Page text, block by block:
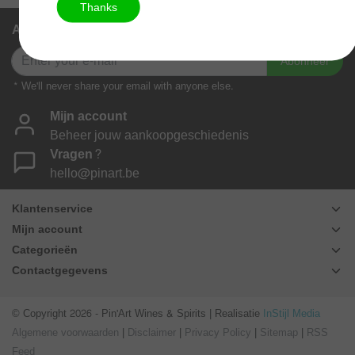
Abonneer je op onze nieuwsbrief
Abonneer
* We'll never share your email with anyone else.
Mijn account
Beheer jouw aankoopgeschiedenis
Vragen?
hello@pinart.be
Klantenservice
Mijn account
Categorieën
Contactgegevens
© Copyright 2026 - Pin'Art Wines & Spirits | Realisatie InStijl Media
Algemene voorwaarden | Disclaimer | Privacy Policy | Sitemap | RSS
Thanks